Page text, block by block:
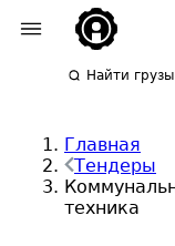
Найти грузы
Главная
Тендеры
техника